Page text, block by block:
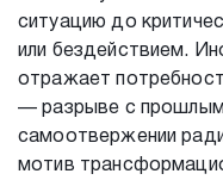
ситуацию до
или бездействием.
отражает
— разрыве с
самоотвержении
мотив